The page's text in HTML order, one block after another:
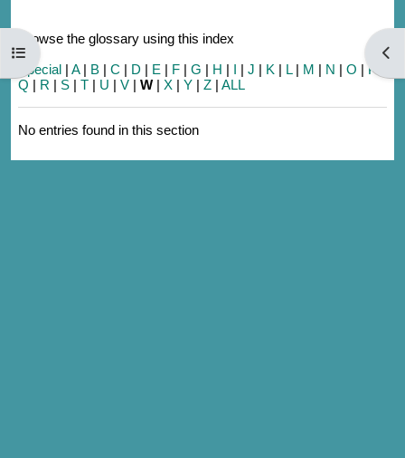
Open course index
Browse the glossary using this index
Special | A| B | C | D | E | F | G | H | I | J | K | L| M | N | O |P
Q | R | S | T | U | V | W | X | Y | Z | ALL
No entries found in this section